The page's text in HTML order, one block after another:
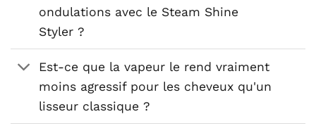
ondulations avec le Steam Shine
Styler ?
Est-ce que la vapeur le rend vraiment
moins agressif pour les cheveux qu'un
lisseur classique ?